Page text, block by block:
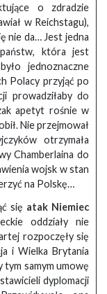
o zdradzie
w Reichstagu),
nie da… Jest jedna
która jest
jednoznaczne
Polacy przyjąć po
prowadziłaby do
apetyt rośnie w
Nie przejmował
otrzymała
Chamberlaina do
wojsk w stan
na Polskę…
się atak Niemiec
oddziały nie
rozpoczęły się
i Wielka Brytania
tym samym umowę
dyplomacji